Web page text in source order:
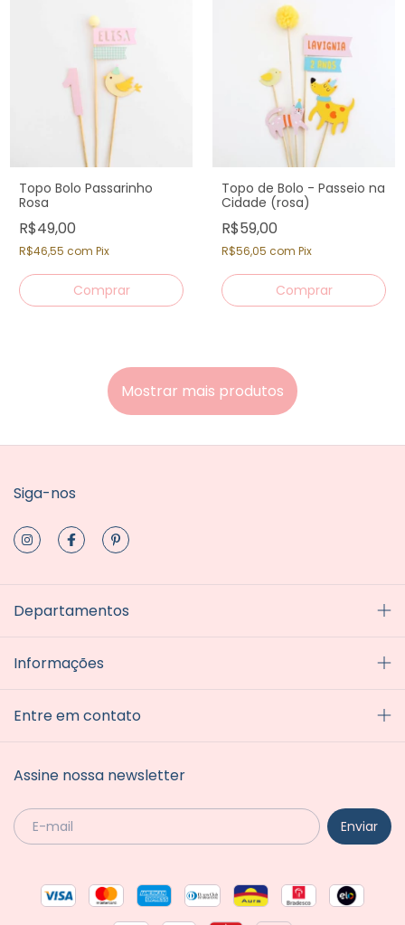
Topo Bolo Passarinho
Rosa
R$49,00
R$46,55 com Pix
Topo de Bolo - Passeio na
Cidade (rosa)
R$59,00
R$56,05 com Pix
Mostrar mais produtos
Siga-nos
Departamentos
Informações
Entre em contato
Assine nossa newsletter